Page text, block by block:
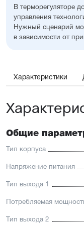
В терморегуляторе
управления
Нужный сценарий
в зависимости от
для подключения
процессами в печах,
ванн и
Характеристики
Общие
Тип корпуса
Напряжение питания
Тип выхода 1
Потребляемая
Тип выхода 2